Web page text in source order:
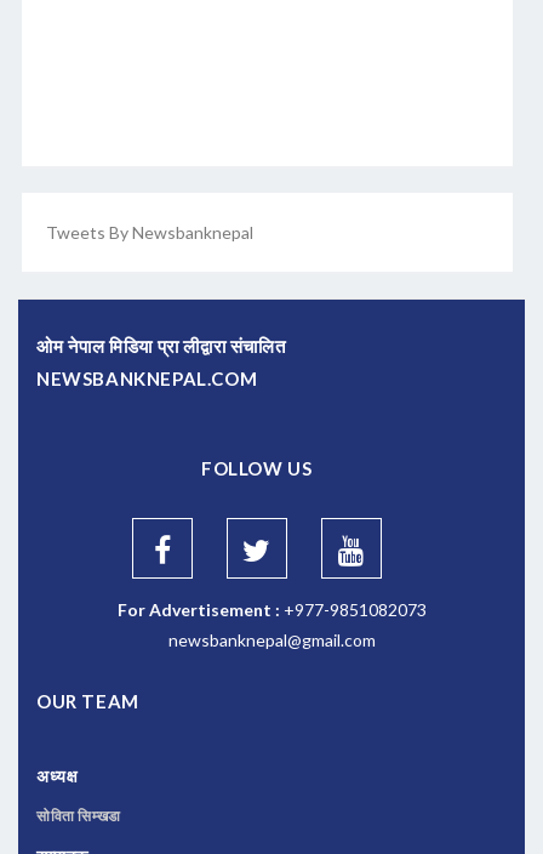
Tweets By Newsbanknepal
ओम नेपाल मिडिया प्रा लीद्वारा संचालित
NEWSBANKNEPAL.COM
FOLLOW US
For Advertisement : +977-9851082073
newsbanknepal@gmail.com
OUR TEAM
अध्यक्ष
सोविता सिम्खडा